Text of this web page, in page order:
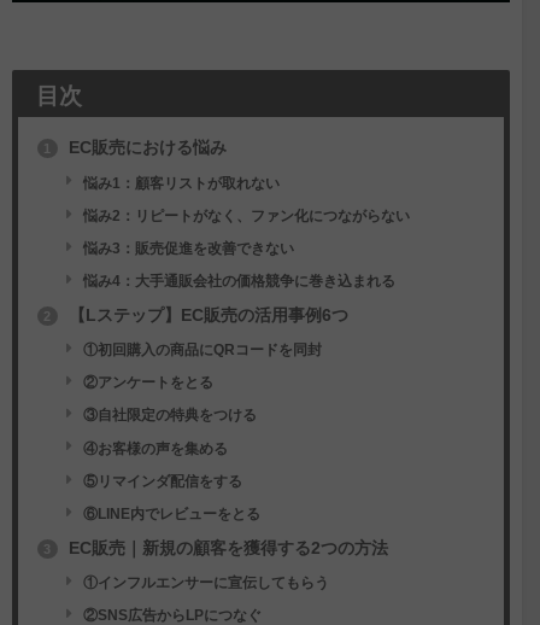
目次
1 EC販売における悩み
悩み1：顧客リストが取れない
悩み2：リピートがなく、ファン化につながらない
悩み3：販売促進を改善できない
悩み4：大手通販会社の価格競争に巻き込まれる
2 【Lステップ】EC販売の活用事例6つ
①初回購入の商品にQRコードを同封
②アンケートをとる
③自社限定の特典をつける
④お客様の声を集める
⑤リマインダ配信をする
⑥LINE内でレビューをとる
3 EC販売｜新規の顧客を獲得する2つの方法
①インフルエンサーに宣伝してもらう
②SNS広告からLPにつなぐ